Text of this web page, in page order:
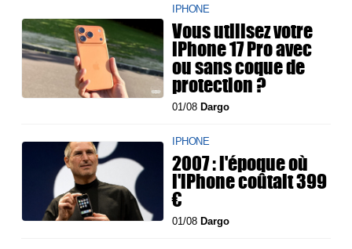
IPHONE
Vous utilisez votre
iPhone 17 Pro avec
ou sans coque de
protection ?
01/08 Dargo
IPHONE
2007 : l'époque où
l'iPhone coûtait 399
€
01/08 Dargo